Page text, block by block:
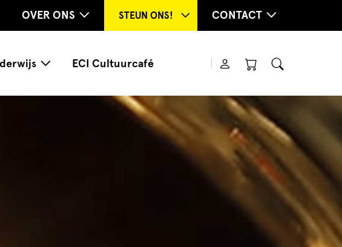
OVER ONS STEUN ONS! CONTACT
ECI Cultuurcafé